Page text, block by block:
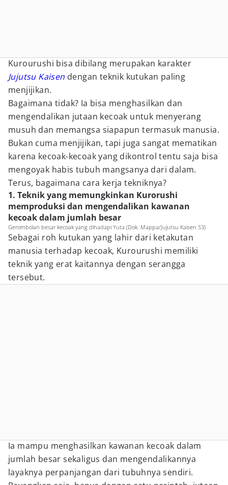
Kurourushi bisa dibilang merupakan karakter
Jujutsu Kaisen dengan teknik kutukan paling
menjijikan.
Bagaimana tidak? Ia bisa menghasilkan dan
mengendalikan jutaan kecoak untuk menyerang
musuh dan memangsa siapapun termasuk manusia.
Bukan cuma menjijikan, tapi juga sangat mematikan
karena kecoak-kecoak yang dikontrol tentu saja bisa
mengoyak habis tubuh mangsanya dari dalam.
Terus, bagaimana cara kerja tekniknya?
1. Teknik yang memungkinkan Kurorushi
memproduksi dan mengendalikan kawanan
kecoak dalam jumlah besar
Gerombolan besar kecoak yang dihadapi Yuta (Dok. Mappa/Jujutsu Kaisen S3)
Sebagai roh kutukan yang lahir dari ketakutan
manusia terhadap kecoak, Kurourushi memiliki
teknik yang erat kaitannya dengan serangga
tersebut.
Ia mampu menghasilkan kawanan kecoak dalam
jumlah besar sekaligus dan mengendalikannya
layaknya perpanjangan dari tubuhnya sendiri.